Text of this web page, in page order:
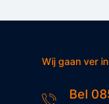
Wij gaan ver
Bel